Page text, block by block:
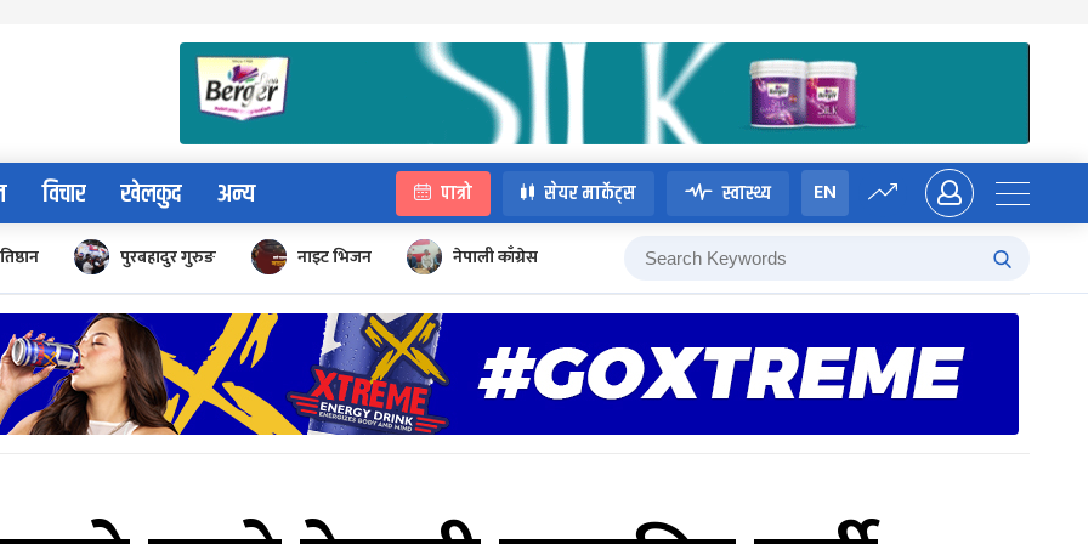
विचार खेलकुद अन्य पात्रो सेयर मार्केट्स स्वास्थ्य EN
पुरबहादुर गुरुङ नाइट भिजन नेपाली काँग्रेस